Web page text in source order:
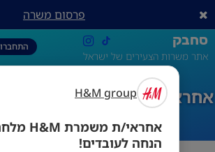
H&M group
הנחה לעובדים!
פרסום משרה
סחבק
אתר משרות הצעירים של ישראל
לעובדים!